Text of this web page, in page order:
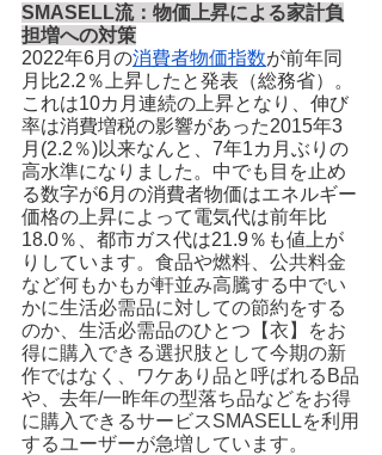
SMASELL流：物価上昇による家計負
担増への対策
2022年6月の消費者物価指数が前年同
月比2.2％上昇したと発表（総務省）。
これは10カ月連続の上昇となり、伸び
率は消費増税の影響があった2015年3
月(2.2％)以来なんと、7年1カ月ぶりの
高水準になりました。中でも目を止め
る数字が6月の消費者物価はエネルギー
価格の上昇によって電気代は前年比
18.0％、都市ガス代は21.9％も値上が
りしています。 食品や燃料、公共料金
など何もかもが軒並み高騰する中でい
かに生活必需品に対しての節約をする
のか、生活必需品のひとつ【衣】をお
得に購入できる選択肢として今期の新
作ではなく、ワケあり品と呼ばれるB品
や、去年/一昨年の型落ち品などをお得
に購入できるサービスSMASELLを利用
するユーザーが急増しています。